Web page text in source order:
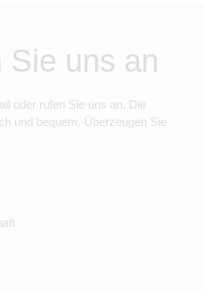
Sie uns an
oder rufen Sie uns an. Die
und bequem. Überzeugen Sie